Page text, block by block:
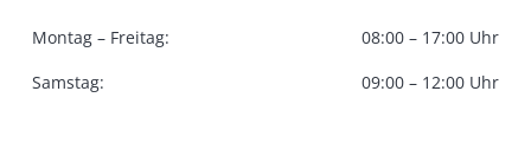
Montag – Freitag:
08:00 – 17:00 Uhr
Samstag:
09:00 – 12:00 Uhr